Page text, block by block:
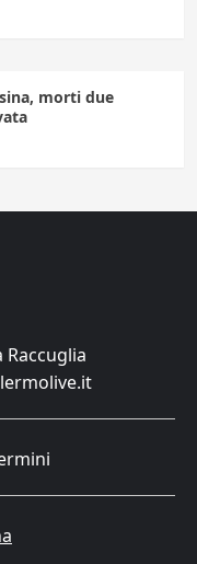
morti due
Raccuglia